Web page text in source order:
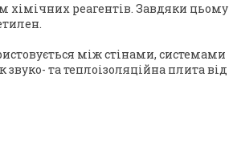
хімічних реагентів. Завдяки цьому
між стінами, системами
та теплоізоляційна плита від